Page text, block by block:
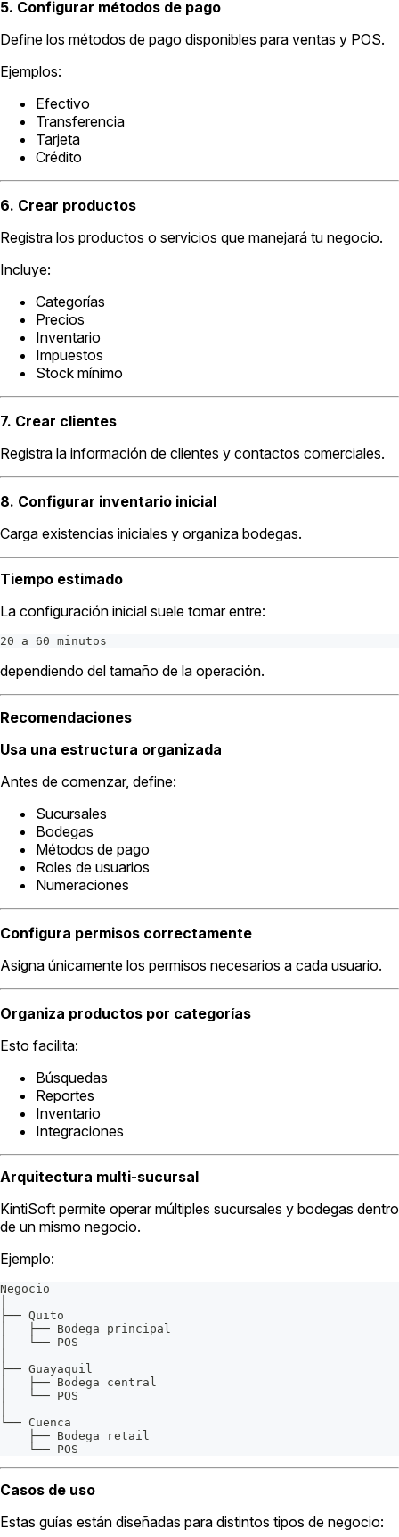
5. Configurar métodos de pago
Define los métodos de pago disponibles para ventas y POS.
Ejemplos:
Efectivo
Transferencia
Tarjeta
Crédito
6. Crear productos
Registra los productos o servicios que manejará tu negocio.
Incluye:
Categorías
Precios
Inventario
Impuestos
Stock mínimo
7. Crear clientes
Registra la información de clientes y contactos comerciales.
8. Configurar inventario inicial
Carga existencias iniciales y organiza bodegas.
Tiempo estimado
La configuración inicial suele tomar entre:
20 a 60 minutos
dependiendo del tamaño de la operación.
Recomendaciones
Usa una estructura organizada
Antes de comenzar, define:
Sucursales
Bodegas
Métodos de pago
Roles de usuarios
Numeraciones
Configura permisos correctamente
Asigna únicamente los permisos necesarios a cada usuario.
Organiza productos por categorías
Esto facilita:
Búsquedas
Reportes
Inventario
Integraciones
Arquitectura multi-sucursal
KintiSoft permite operar múltiples sucursales y bodegas dentro
de un mismo negocio.
Ejemplo:
Negocio
├── Quito
│   ├── Bodega principal
│   └── POS
├── Guayaquil
│   ├── Bodega central
│   └── POS
└── Cuenca
    ├── Bodega retail
    └── POS
Casos de uso
Estas guías están diseñadas para distintos tipos de negocio: